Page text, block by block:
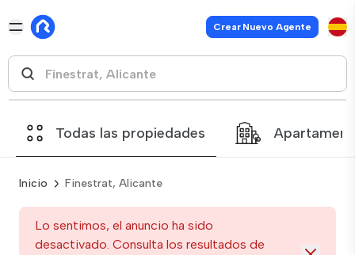
Crear Nuevo Agente
Todas las propiedades
Inicio Finestrat, Alicante
Lo sentimos, el anuncio ha sido
desactivado. Consulta los resultados de